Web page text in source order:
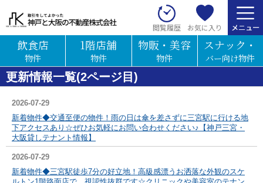
閲覧履歴 お気に入り
飲食店
物件
1階店舗
物件
物販・美容
物件
スナック・
バー向け物件
更新情報一覧(2ページ目)
2026-07-29
新着物件◆交通至便の物件！雨の日は傘を差さずに三宮駅に行ける地
下アクセスあり☆ぜひお気軽にお問い合わせください♪【神戸三宮・
大阪貸しテナント情報】
2026-07-29
新着物件◆三宮駅徒歩7分の好立地！高級感漂うお洒落な外観のスケ